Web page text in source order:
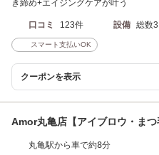
き締め+エイジングケアが叶う
口コミ 123件 設備 総数3
スマート支払いOK
クーポンを表示
Amor丸亀店【アイブロウ・まつ
丸亀駅から車で約8分